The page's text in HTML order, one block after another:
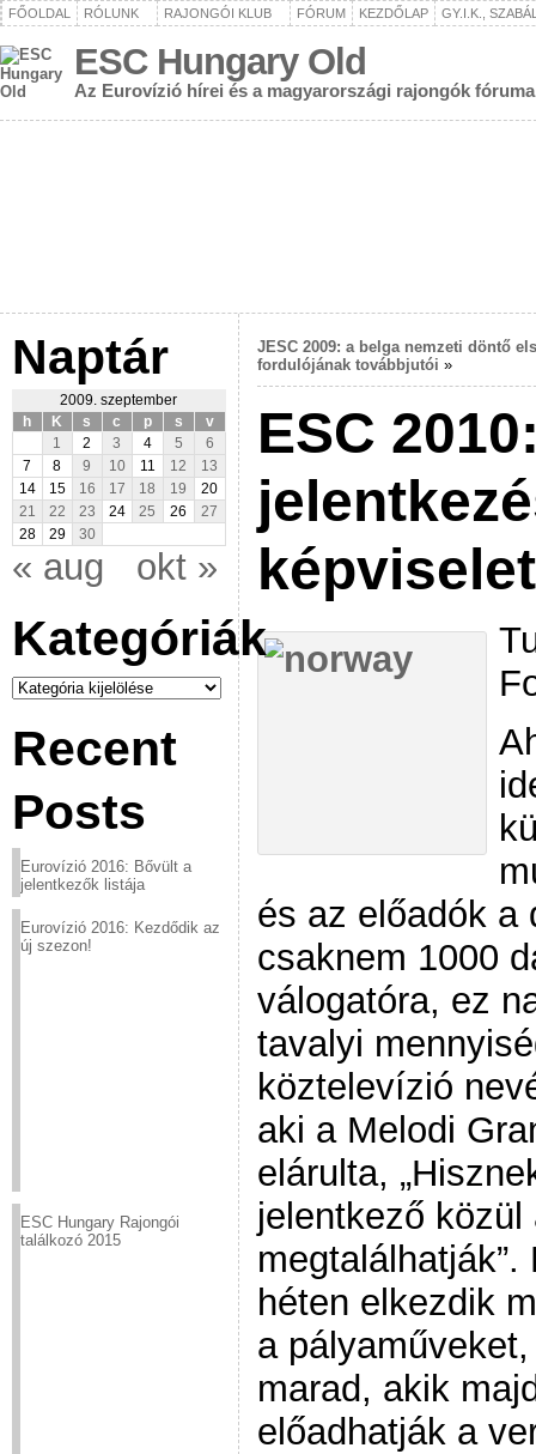
FŐOLDAL RÓLUNK RAJONGÓI KLUB FÓRUM KEZDŐLAP GY.I.K.,
ESC Hungary Old
Az Eurovízió hírei és a magyarországi rajongók fóruma
Naptár
2009. szeptember
h
K s c p s
v
1
2 3 4 5
6
7
8 9 10 11 12
13
14
15 16 17 18 19
20
21
22 23 24 25 26
27
28
29 30
« aug okt »
Kategóriák
Kategóriák
Recent
Posts
Eurovízió 2016: Bővült a
jelentkezők listája
Eurovízió 2016: Kezdődik az
új szezon!
ESC Hungary Rajongói
találkozó 2015
JESC 2009: a belga nemzeti döntő
fordulójának továbbjutói »
ESC
és az előadók a
csaknem 1000
válogatóra, ez
tavalyi
köztelevízió
aki a Melodi
elárulta,
jelentkező
héten elkezdik
a
marad, akik
előadhatják a